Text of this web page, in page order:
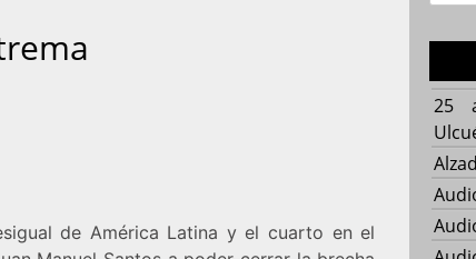
de América Latina y el cuarto en el
25